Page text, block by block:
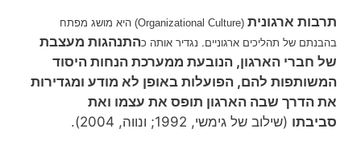
תרבות ארגונית (Organizational Culture) היא מושג מפתח
בהבנתם של תהליכים ארגוניים. נגדיר אותה כהתנהגות מעצבת
של חברי הארגון, הנובעת ממערכת הנחות היסוד
המשותפות להם, הפועלות באופן לא מודע ומגדירות
את הדרך שבה הארגון תופס את עצמו ואת
סביבתו (שילוב של גימשי, 1992; ונווה, 2004).